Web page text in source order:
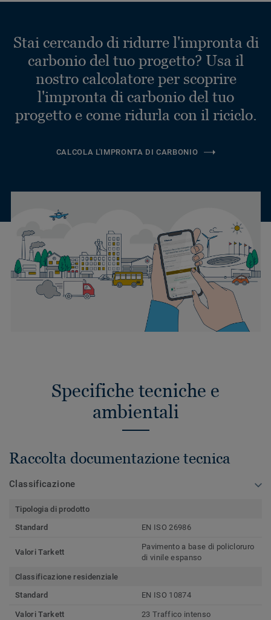
Stai cercando di ridurre l'impronta di
carbonio del tuo progetto? Usa il
nostro calcolatore per scoprire
l'impronta di carbonio del tuo
progetto e come ridurla con il riciclo.
CALCOLA L'IMPRONTA DI CARBONIO
Specifiche tecniche e
ambientali
Raccolta documentazione tecnica
Classificazione
Tipologia di prodotto
Standard
EN ISO 26986
Valori Tarkett
Pavimento a base di policloruro
di vinile espanso
Classificazione residenziale
Standard
EN ISO 10874
Valori Tarkett 23 Traffico intenso